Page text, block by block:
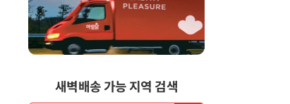
새벽배송 가능 지역 검색